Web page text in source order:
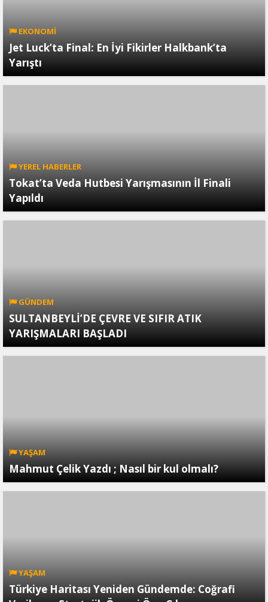
EKONOMİ
Jet Luck’ta Final: En İyi Fikirler Halkbank’ta
Yarıştı
YEREL HABERLER
Tokat’ta Veda Hutbesi Yarışmasının İl Finali
Yapıldı
GÜNDEM
SULTANBEYLİ’DE ÇEVRE VE SIFIR ATIK
YARIŞMALARI BAŞLADI
YAŞAM
Mahmut Çelik Yazdı ; Nasıl bir kul olmalı?
YAŞAM
Türkiye Haritası Yeniden Gündemde: Coğrafi